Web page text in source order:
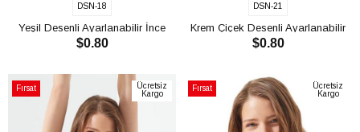
DSN-18
Yeşil Desenli Ayarlanabilir İnce
Askılı Lazer Kesim Kadın Crop
$0.80
DSN-21
Krem Çiçek Desenli Ayarlanabilir
İnce Askılı Lazer Kesim Kadın Crop
$0.80
Fırsat
Ücretsiz
Kargo
Fırsat
Ücretsiz
Kargo